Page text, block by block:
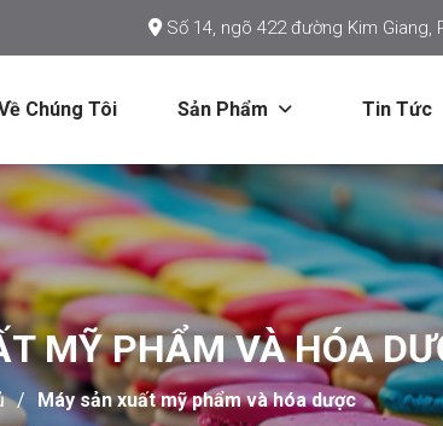
Số 14, ngõ 422 đường Kim Giang,
Chúng Tôi Sản Phẩm Tin Tức
MỸ PHẨM VÀ HÓA
Máy sản xuất mỹ phẩm và hóa dược